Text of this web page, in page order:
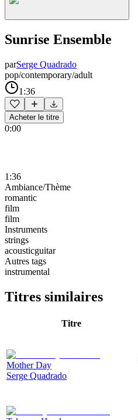
Sunrise Ensemble
parSerge Quadrado
pop/contemporary/adult
1:36
Acheter le titre
0:00
1:36
Ambiance/Thème
romantic
film
film
Instruments
strings
acousticguitar
Autres tags
instrumental
Titres similaires
Titre
Mother Day
Serge Quadrado